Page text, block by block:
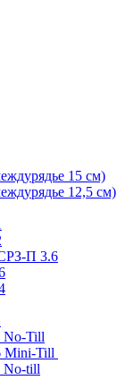
15 см)
12,5 см)
СРЗ-П 3.6
No-Till
Mini-Till
No-till